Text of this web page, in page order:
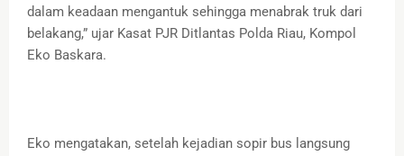
dalam keadaan mengantuk sehingga menabrak truk dari
belakang,” ujar Kasat PJR Ditlantas Polda Riau, Kompol
Eko Baskara.
Eko mengatakan, setelah kejadian sopir bus langsung